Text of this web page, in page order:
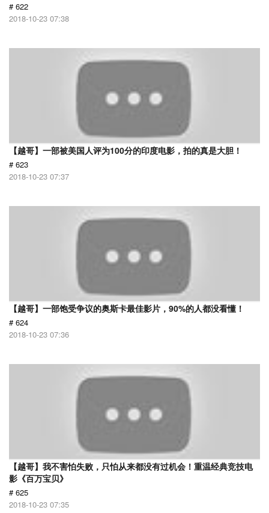
# 622
2018-10-23 07:38
【越哥】一部被美国人评为100分的印度电影，拍的真是大胆！
# 623
2018-10-23 07:37
【越哥】一部饱受争议的奥斯卡最佳影片，90%的人都没看懂！
# 624
2018-10-23 07:36
【越哥】我不害怕失败，只怕从来都没有过机会！重温经典竞技电
影《百万宝贝》
# 625
2018-10-23 07:35